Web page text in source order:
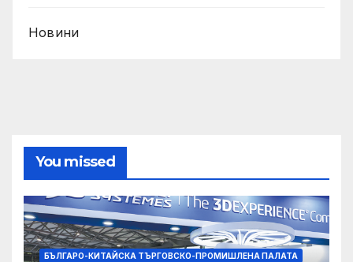
Новини
You missed
БЪЛГАРО-КИТАЙСКА ТЪРГОВСКО-ПРОМИШЛЕНА ПАЛАТА